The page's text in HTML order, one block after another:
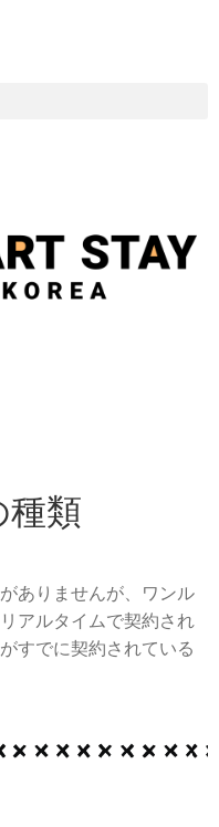
種類
ありませんが、ワンル
アルタイムで契約され
すでに契約されている